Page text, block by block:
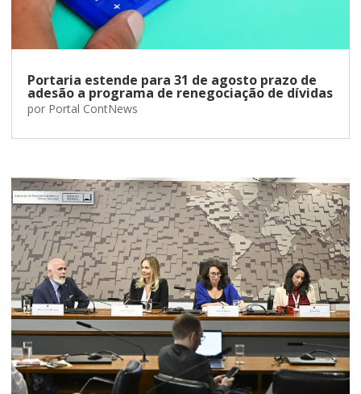
Portaria estende para 31 de agosto prazo de
adesão a programa de renegociação de dívidas
por Portal ContNews